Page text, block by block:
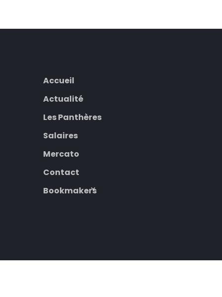
Accueil
Actualité
Les Panthères
Salaires
Mercato
Contact
Bookmakers